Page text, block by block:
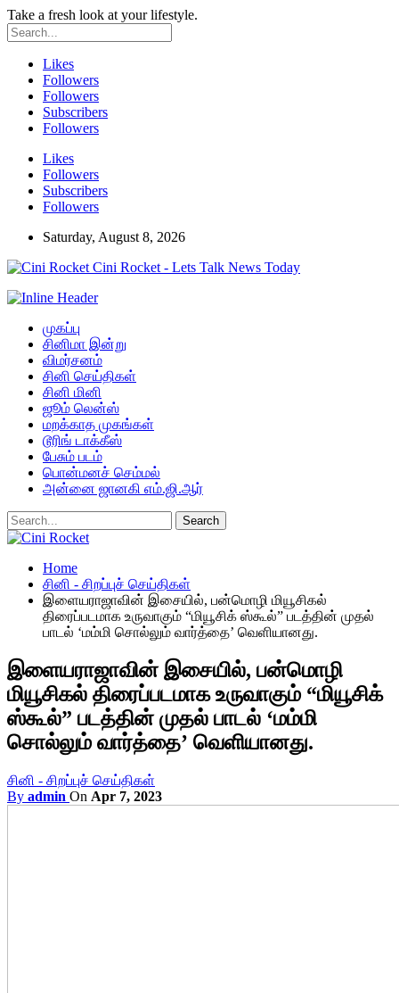
Take a fresh look at your lifestyle.
Likes
Followers
Followers
Subscribers
Followers
Likes
Followers
Subscribers
Followers
Saturday, August 8, 2026
Cini Rocket - Lets Talk News Today
முகப்பு
சினிமா இன்று
விமர்சனம்
சினி செய்திகள்
சினி மினி
ஜூம் லென்ஸ்
மறக்காத முகங்கள்
டூரிங் டாக்கீஸ்
பேசும் படம்
பொன்மனச் செம்மல்
அன்னை ஜானகி எம்.ஜி.ஆர்
Home
சினி - சிறப்புச் செய்திகள்
இளையராஜாவின் இசையில், பன்மொழி மியூசிகல்
திரைப்படமாக உருவாகும் “மியூசிக் ஸ்கூல்” படத்தின் முதல்
பாடல் ‘மம்மி சொல்லும் வார்த்தை’ வெளியானது.
இளையராஜாவின் இசையில், பன்மொழி
மியூசிகல் திரைப்படமாக உருவாகும் “மியூசிக்
ஸ்கூல்” படத்தின் முதல் பாடல் ‘மம்மி
சொல்லும் வார்த்தை’ வெளியானது.
சினி - சிறப்புச் செய்திகள்
By admin On Apr 7, 2023